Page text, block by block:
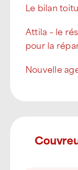
Le bilan
Attila – le
pour la
Nouvelle